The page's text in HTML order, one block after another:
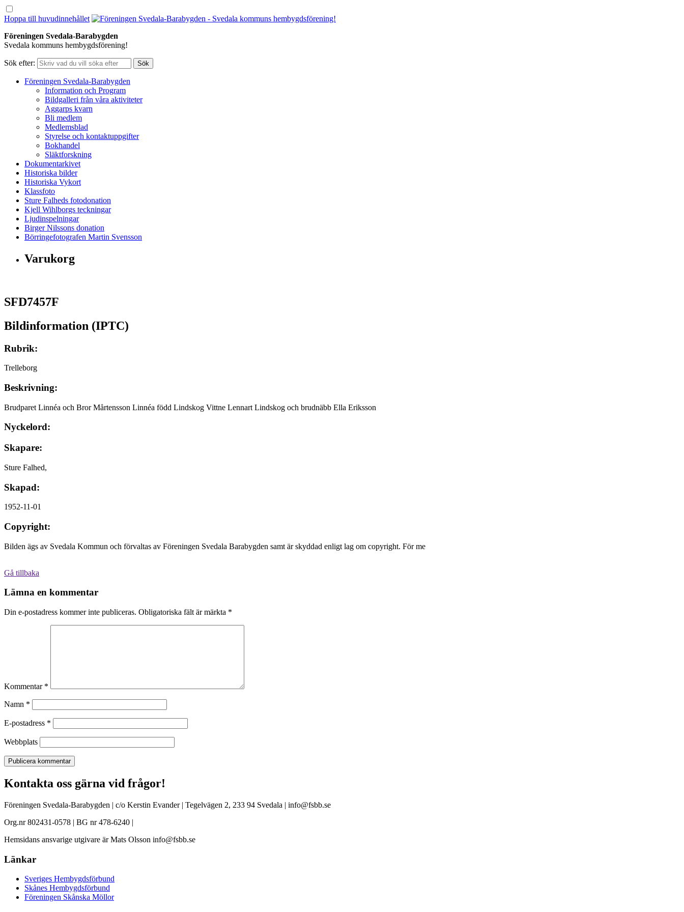
Hoppa till huvudinnehållet
Föreningen Svedala-Barabygden
Svedala kommuns hembygdsförening!
Sök efter:
Föreningen Svedala-Barabygden
Information och Program
Bildgalleri från våra aktiviteter
Aggarps kvarn
Bli medlem
Medlemsblad
Styrelse och kontaktuppgifter
Bokhandel
Släktforskning
Dokumentarkivet
Historiska bilder
Historiska Vykort
Klassfoto
Sture Falheds fotodonation
Kjell Wihlborgs teckningar
Ljudinspelningar
Birger Nilssons donation
Börringefotografen Martin Svensson
Varukorg
SFD7457F
Bildinformation (IPTC)
Rubrik:
Trelleborg
Beskrivning:
Brudparet Linnéa och Bror Mårtensson Linnéa född Lindskog Vittne Lennart Lindskog och brudnäbb Ella Eriksson
Nyckelord:
Skapare:
Sture Falhed,
Skapad:
1952-11-01
Copyright:
Bilden ägs av Svedala Kommun och förvaltas av Föreningen Svedala Barabygden samt är skyddad enligt lag om copyright. För me
Gå tillbaka
Lämna en kommentar
Din e-postadress kommer inte publiceras. Obligatoriska fält är märkta *
Kommentar *
Namn *
E-postadress *
Webbplats
Kontakta oss gärna vid frågor!
Föreningen Svedala-Barabygden | c/o Kerstin Evander | Tegelvägen 2, 233 94 Svedala | info@fsbb.se
Org.nr 802431-0578 | BG nr 478-6240 |
Hemsidans ansvarige utgivare är Mats Olsson info@fsbb.se
Länkar
Sveriges Hembygdsförbund
Skånes Hembygdsförbund
Föreningen Skånska Möllor